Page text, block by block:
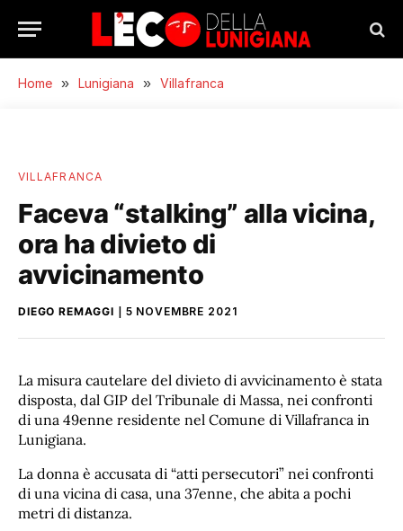
Home » Lunigiana » Villafranca
VILLAFRANCA
Faceva “stalking” alla vicina,
ora ha divieto di
avvicinamento
DIEGO REMAGGI 5 NOVEMBRE 2021
La misura cautelare del divieto di avvicinamento è stata
disposta, dal GIP del Tribunale di Massa, nei confronti
di una 49enne residente nel Comune di Villafranca in
Lunigiana.
La donna è accusata di “atti persecutori” nei confronti
di una vicina di casa, una 37enne, che abita a pochi
metri di distanza.